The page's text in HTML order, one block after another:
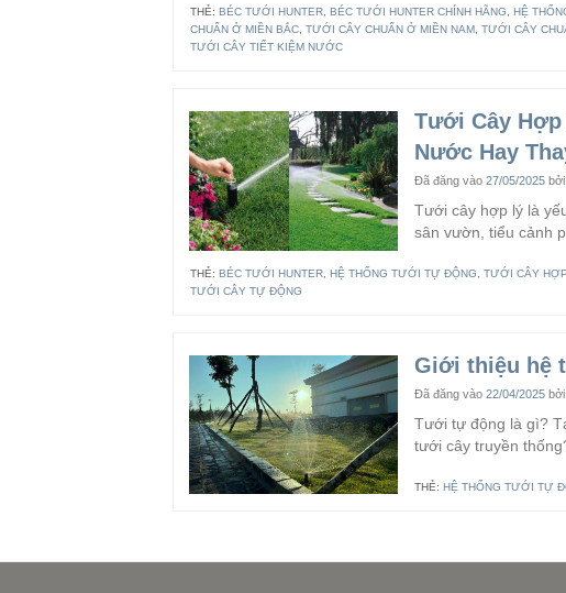
THẺ: BÉC TƯỚI HUNTER, BÉC TƯỚI HUNTER CHÍNH HÃNG, HỆ
CHUẨN Ở MIỀN BẮC, TƯỚI CÂY CHUẨN Ở MIỀN NAM, TƯỚI CÂY
TƯỚI CÂY TIẾT KIỆM NƯỚC
Tưới Cây
Nước Hay
Đã đăng vào 27/05/2025bởi
Tưới cây hợp lý là
sân vườn, tiểu cảnh
THẺ: BÉC TƯỚI HUNTER HỆ THỐNG TƯỚI TỰ ĐỘNG TƯỚI CÂY
TƯỚI CÂY TỰ ĐỘNG
Giới thiệu hệ
Đã đăng vào 22/04/2025bởi
Tưới tự động là gì?
tưới cây truyền
THẺ: HỆ THỐNG TƯỚI TỰ